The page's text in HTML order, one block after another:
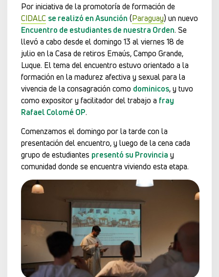
Por iniciativa de la promotoría de formación de
CIDALC se realizó en Asunción (Paraguay) un nuevo
Encuentro de estudiantes de nuestra Orden. Se
llevó a cabo desde el domingo 13 al viernes 18 de
julio en la Casa de retiros Emaús, Campo Grande,
Luque. El tema del encuentro estuvo orientado a la
formación en la madurez afectiva y sexual para la
vivencia de la consagración como dominicos, y tuvo
como expositor y facilitador del trabajo a fray
Rafael Colomé OP.
Comenzamos el domingo por la tarde con la
presentación del encuentro, y luego de la cena cada
grupo de estudiantes presentó su Provincia y
comunidad donde se encuentra viviendo esta etapa.